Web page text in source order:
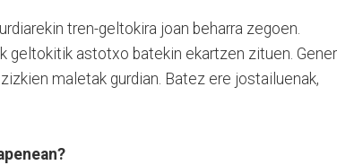
tren-geltokira joan beharra zegoen.
geltokitik astotxo batekin ekartzen zituen.
maletak gurdian. Batez ere jostailuenak,